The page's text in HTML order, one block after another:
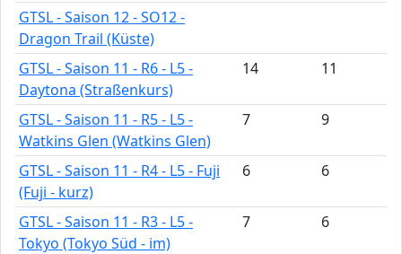
GTSL - Saison 12 - SO12 -
Dragon Trail (Küste)
GTSL - Saison 11 - R6 - L5 -
Daytona (Straßenkurs)
14 11
GTSL - Saison 11 - R5 - L5 -
Watkins Glen (Watkins Glen)
7 9
GTSL - Saison 11 - R4 - L5 - Fuji
(Fuji - kurz)
6 6
GTSL - Saison 11 - R3 - L5 -
Tokyo (Tokyo Süd - im)
7 6